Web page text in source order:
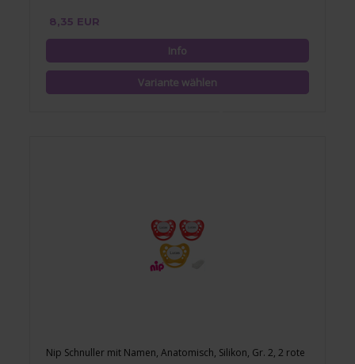
8,35 EUR
Nip Schnuller mit Namen, Anatomisch, Silikon, Gr. 2, 2 rote